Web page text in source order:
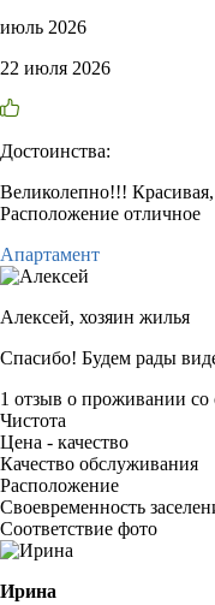
июль 2026
22 июля 2026
Достоинства:
Великолепно!!!
Расположение отличное
Апартамент
Алексей, хозяин жилья
Спасибо! Будем рады
1 отзыв о проживании со
Чистота
Цена - качество
Качество обслуживания
Расположение
Своевременность
Соответствие фото
Ирина